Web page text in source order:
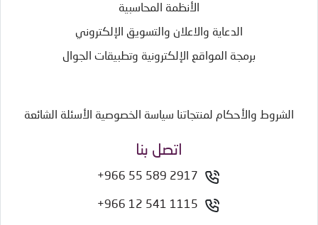
الأنظمة المحاسبية
الدعاية والاعلان والتسويق الإلكتروني
برمجة المواقع الإلكترونية وتطبيقات الجوال
الشروط والأحكام لمنتجاتنا سياسة الخصوصية الأسئلة الشائعة
اتصل بنا
+966 55 589 2917
+966 12 541 1115